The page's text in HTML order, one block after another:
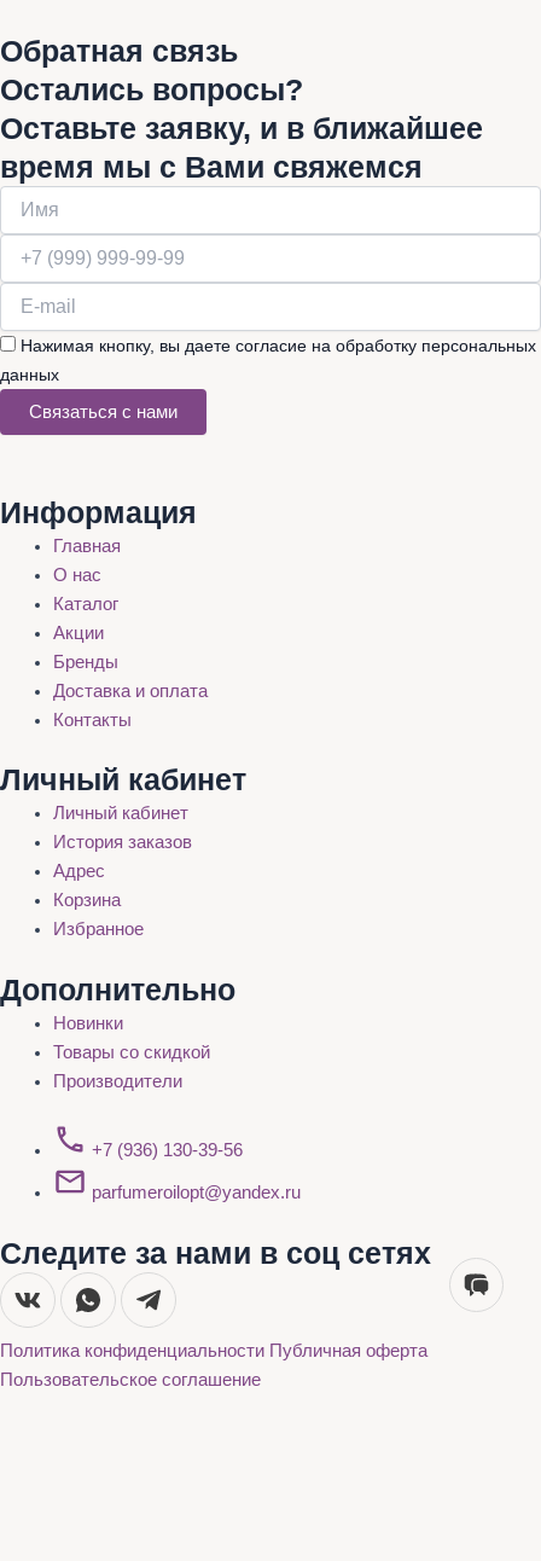
Обратная связь
Остались вопросы?
Оставьте заявку, и в ближайшее
время мы с Вами свяжемся
Нажимая кнопку, вы даете согласие на обработку персональных
данных
Связаться с нами
Информация
Главная
О нас
Каталог
Акции
Бренды
Доставка и оплата
Контакты
Личный кабинет
Личный кабинет
История заказов
Адрес
Корзина
Избранное
Дополнительно
Новинки
Товары со скидкой
Производители
+7 (936) 130-39-56
parfumeroilopt@yandex.ru
Следите за нами в соц сетях
Политика конфиденциальности Публичная оферта
Пользовательское соглашение